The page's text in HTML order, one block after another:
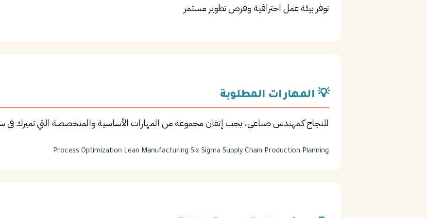
توفر بيئة عمل احترافية وفرص تطوير مستمر
💡 المهارات المطلوبة
للنجاح كـمهندس صناعي، يجب إتقان مجموعة من المهارات الأساسية والمتخصصة التي تميزك في
Process Optimization Lean Manufacturing Six Sigma Supply Chain Production Planning